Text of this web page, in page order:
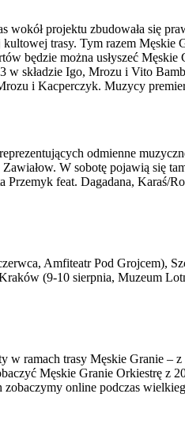
wokół projektu zbudowała się
trasy. Tym razem
będzie można usłyszeć
w składzie Igo, Mrozu i Vito
i Kacperczyk. Muzycy
odmienne
W sobotę pojawią
feat. Dagadana,
Amfiteatr Pod Grojcem),
(9-10 sierpnia, Muzeum
w ramach trasy Męskie Granie
Męskie Granie Orkiestrę
online podczas